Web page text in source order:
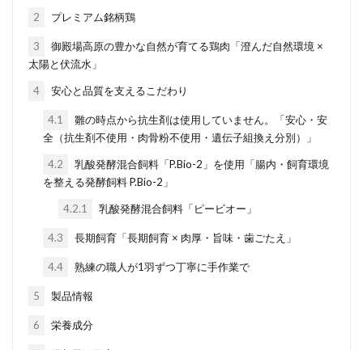
2 プレミアム銘柄鶏
3
御殿場高原の豊かな自然が育てる鶏肉「澄んだ自然環境 ×
太陽と伏流水」
4 安心と品質を支えるこだわり
4.1
雛の時点から抗生剤は使用していません。「安心・安
全（抗生剤不使用・肉骨粉不使用・遺伝子組換え分別）」
4.2
乳酸発酵混合飼料「P.Bio-2」を使用「腸内・飼育環境
を整える発酵飼料 P.Bio-2」
4.2.1 乳酸発酵混合飼料「ピービオー」
4.3 長期飼育「長期飼育 × 肉厚・旨味・歯ごたえ」
4.4 熟練の職人が1羽ずつ丁寧に手作業で
5 製品情報
6 栄養成分